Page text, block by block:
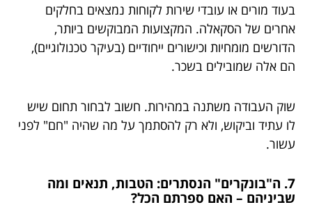
בעוד מורים או עובדי שירות לקוחות נמצאים בחלקים
אחרים של הסקאלה. המקצועות המבוקשים ביותר,
הדורשים מומחיות וכישורים ייחודיים (בעיקר טכנולוגיים),
הם אלה שמובילים בשכר.
שוק העבודה משתנה במהירות. חשוב לבחור תחום שיש
לו עתיד וביקוש, ולא רק להסתמך על מה שהיה "חם" לפני
עשור.
7. ה"בונקרים" הנסתרים: הטבות, תנאים ומה
שביניהם – האם ספרתם הכל?